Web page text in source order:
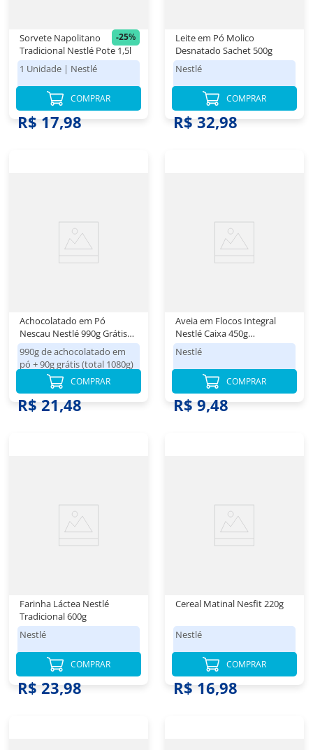
-25%
Sorvete Napolitano
Tradicional Nestlé Pote 1,5l
1 Unidade | Nestlé
R$ 23,98
R$ 17,98
COMPRAR
Leite em Pó Molico
Desnatado Sachet 500g
Nestlé
R$ 32,98
COMPRAR
Achocolatado em Pó
Nescau Nestlé 990g Grátis
90g
990g de achocolatado em
pó + 90g grátis (total 1080g)
Nestlé
R$ 21,48
COMPRAR
Aveia em Flocos Integral
Nestlé Caixa 450g
Embalagem Econômica
Nestlé
R$ 9,48
COMPRAR
Farinha Láctea Nestlé
Tradicional 600g
Nestlé
R$ 23,98
COMPRAR
Cereal Matinal Nesfit 220g
Nestlé
R$ 16,98
COMPRAR